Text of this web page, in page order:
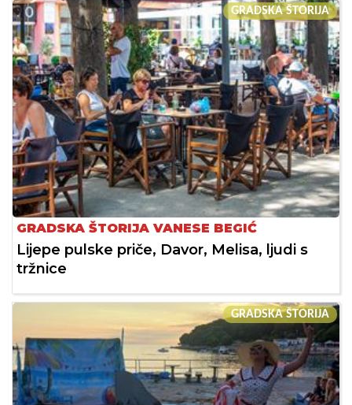
GRADSKA ŠTORIJA
GRADSKA ŠTORIJA VANESE BEGIĆ
Lijepe pulske priče, Davor, Melisa, ljudi s
tržnice
GRADSKA ŠTORIJA